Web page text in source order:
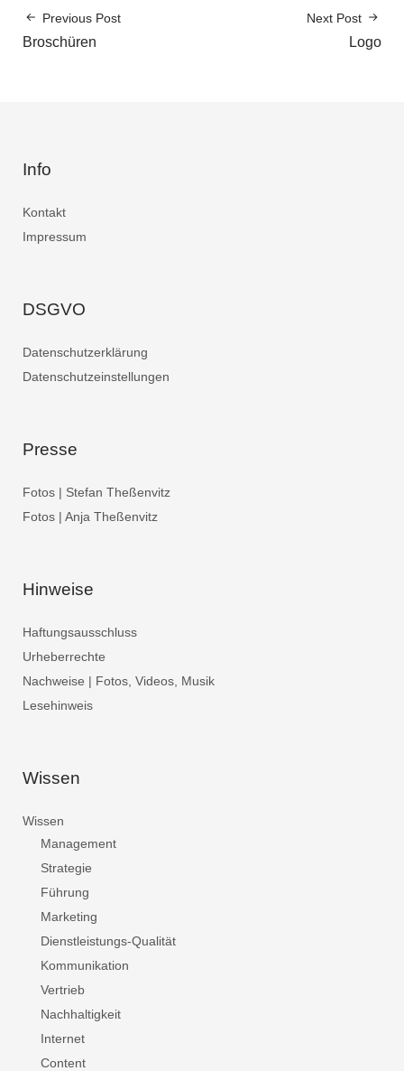
Previous Post
Broschüren
Next Post
Logo
Info
Kontakt
Impressum
DSGVO
Datenschutzerklärung
Datenschutzeinstellungen
Presse
Fotos | Stefan Theßenvitz
Fotos | Anja Theßenvitz
Hinweise
Haftungsausschluss
Urheberrechte
Nachweise | Fotos, Videos, Musik
Lesehinweis
Wissen
Wissen
Management
Strategie
Führung
Marketing
Dienstleistungs-Qualität
Kommunikation
Vertrieb
Nachhaltigkeit
Internet
Content